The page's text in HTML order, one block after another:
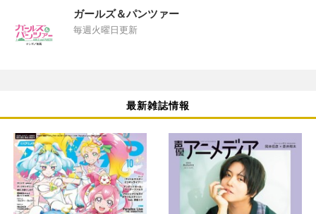
ガールズ＆パンツァー
毎週火曜日更新
最新雑誌情報